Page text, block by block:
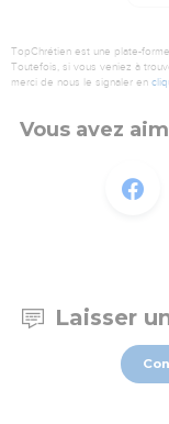
TopChrétien est une plate-
Toutefois, si vous veniez à
merci de nous le signaler en
Vous avez
Laisser